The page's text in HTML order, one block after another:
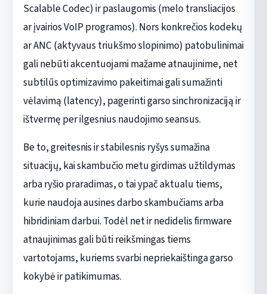
Scalable Codec) ir paslaugomis (melo transliacijos
ar įvairios VoIP programos). Nors konkrečios kodekų
ar ANC (aktyvaus triukšmo slopinimo) patobulinimai
gali nebūti akcentuojami mažame atnaujinime, net
subtilūs optimizavimo pakeitimai gali sumažinti
vėlavimą (latency), pagerinti garso sinchronizaciją ir
ištvermę per ilgesnius naudojimo seansus.
Be to, greitesnis ir stabilesnis ryšys sumažina
situacijų, kai skambučio metu girdimas užtildymas
arba ryšio praradimas, o tai ypač aktualu tiems,
kurie naudoja ausines darbo skambučiams arba
hibridiniam darbui. Todėl net ir nedidelis firmware
atnaujinimas gali būti reikšmingas tiems
vartotojams, kuriems svarbi nepriekaištinga garso
kokybė ir patikimumas.